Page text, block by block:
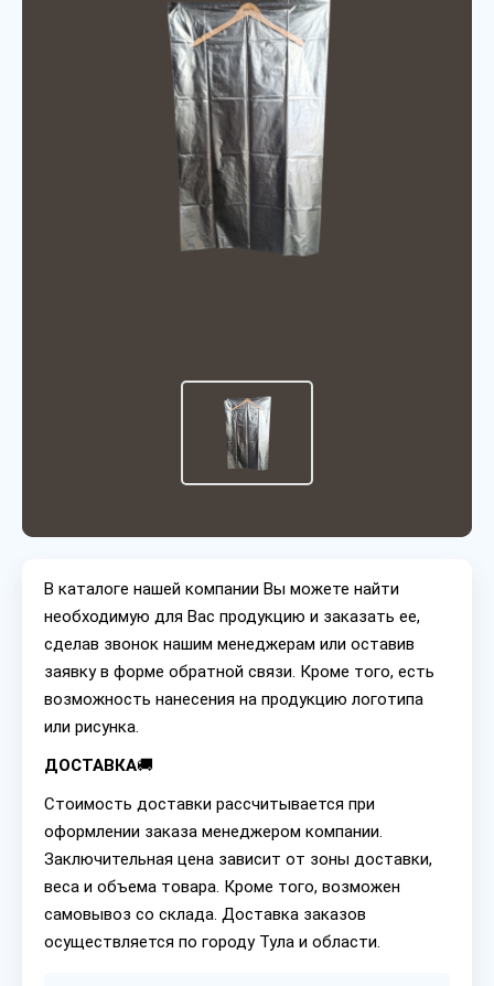
В каталоге нашей компании Вы можете найти
необходимую для Вас продукцию и заказать ее,
сделав звонок нашим менеджерам или оставив
заявку в форме обратной связи. Кроме того, есть
возможность нанесения на продукцию логотипа
или рисунка.
ДОСТАВКА🚚
Стоимость доставки рассчитывается при
оформлении заказа менеджером компании.
Заключительная цена зависит от зоны доставки,
веса и объема товара. Кроме того, возможен
самовывоз со склада. Доставка заказов
осуществляется по городу Тула и области.